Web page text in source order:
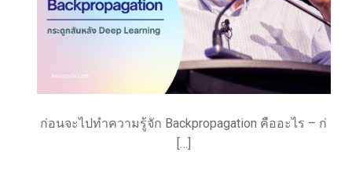
ก่อนจะไปทำความรู้จัก Backpropagation คืออะไร – ก่
[…]